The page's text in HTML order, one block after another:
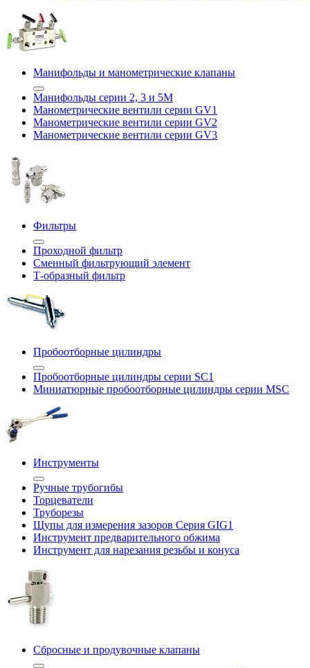
Манифольды и манометрические клапаны
Манифольды серии 2, 3 и 5М
Манометрические вентили серии GV1
Манометрические вентили серии GV2
Манометрические вентили серии GV3
Фильтры
Проходной фильтр
Сменный фильтрующий элемент
Т-образный фильтр
Пробоотборные цилиндры
Пробоотборные цилиндры серии SC1
Миниатюрные пробоотборные цилиндры серии MSC
Инструменты
Ручные трубогибы
Торцеватели
Труборезы
Щупы для измерения зазоров Cерия GIG1
Инструмент предварительного обжима
Инструмент для нарезания резьбы и конуса
Сбросные и продувочные клапаны